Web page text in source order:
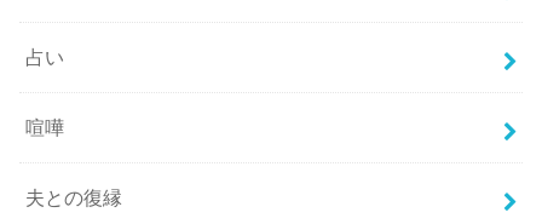
占い
喧嘩
夫との復縁